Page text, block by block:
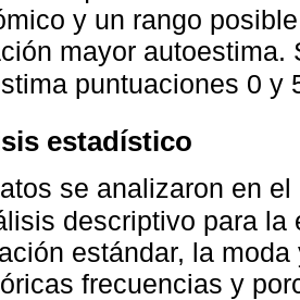
y un rango
mayor
puntuaciones 0
estadístico
se analizaron en
descriptivo para
estándar, la
frecuencias y